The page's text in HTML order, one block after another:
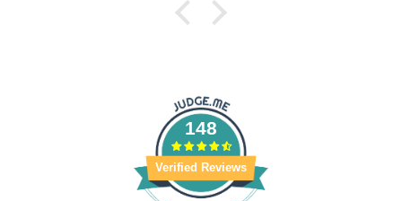
148
Verified Reviews